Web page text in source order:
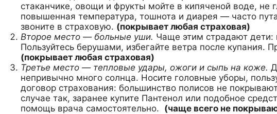
стаканчике, овощи и фрукты мойте в кипяченой воде,
повышенная температура, тошнота и диарея — часто
звоните в страховую. (покрывает любая страховая)
Второе место — больные уши. Чаще этим страдают дети:
Пользуйтесь берушами, избегайте ветра после купания.
(покрывает любая страховая)
Третье место — тепловые удары, ожоги и сыпь на коже.
непривычно много солнца. Носите головные уборы,
договор страхования: большинство полисов не
случае так, заранее купите Пантенол или подобное
помощь врача самостоятельно. (чаще всего не